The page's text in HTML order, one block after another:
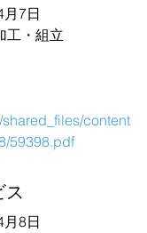
月7日
工・組立
content
59398.pdf
ス
月8日